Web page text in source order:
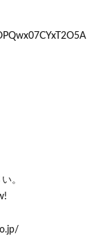
。